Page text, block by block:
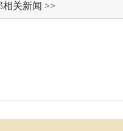
相关新闻 >>